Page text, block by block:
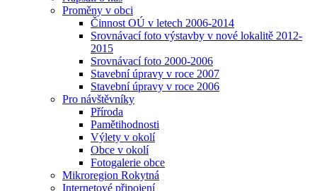
Proměny v obci
Činnost OÚ v letech 2006-2014
Srovnávací foto výstavby v nové lokalitě 2012-
2015
Srovnávací foto 2000-2006
Stavební úpravy v roce 2007
Stavební úpravy v roce 2006
Pro návštěvníky
Příroda
Pamětihodnosti
Výlety v okolí
Obce v okolí
Fotogalerie obce
Mikroregion Rokytná
Internetové připojení